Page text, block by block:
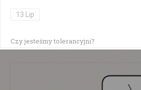
13 Lip
Czy jesteśmy tolerancyjni?
Czołowe zderzenie w Zezulinie Niższym